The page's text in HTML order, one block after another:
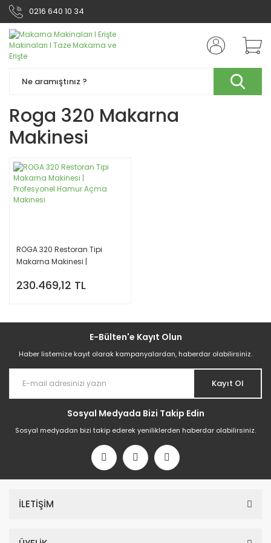
0216 640 10 34
Roga 320 Makarna
Makinesi
ROGA 320 Restoran Tipi
Makarna Makinesi |
Makinesi
230.469,12 TL
E-Bülten'e Kayıt Olun
Haber listemize kayıt olarak kampanyalardan, haberdar olabilirsiniz.
Kayıt Ol
Sosyal Medyada Bizi Takip Edin
Sosyal medyadan bizi takip ederek yeniliklerden haberdar olabilirsiniz.
İLETİŞİM